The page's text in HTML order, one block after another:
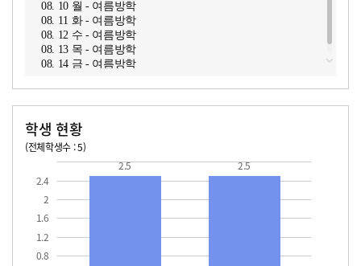
08. 10 월 - 여름방학
08. 11 화 - 여름방학
08. 12 수 - 여름방학
08. 13 목 - 여름방학
08. 14 금 - 여름방학
학생 현황
(전체학생수 : 5)
0.8
1.2
1.6
2
2.4
2.5 2.5